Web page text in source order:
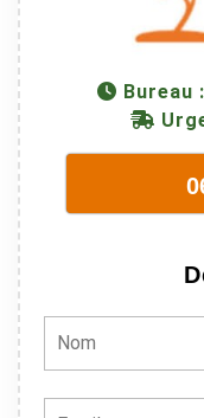
Bureau :